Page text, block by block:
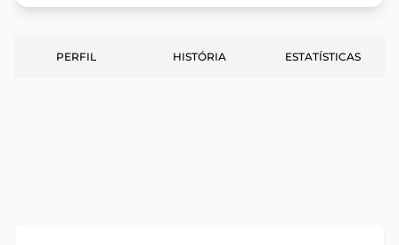
PERFIL HISTÓRIA ESTATÍSTICAS